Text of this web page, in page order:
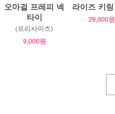
오마걸 프레피 넥
타이
(프리사이즈)
9,000원
라이즈 키
29,000원